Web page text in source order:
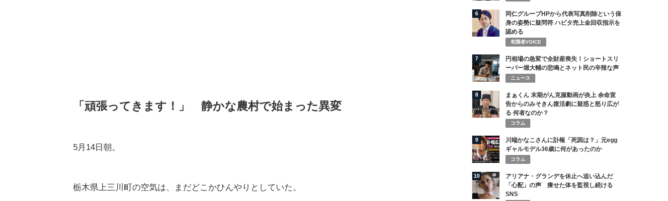
「頑張ってきます！」 静かな農村で始まった異変
5月14日朝。
栃木県上三川町の空気は、まだどこかひんやりとしていた。
6
同仁グループHPから代表写真削除という保
身の姿勢に疑問符 ハビタ売上金回収指示を
認める
有識者VOICE
7
円相場の急変で全財産喪失！ショートスリ
ーパー堀大輔の悲鳴とネット民の辛辣な声
ニュース
8
まぁくん 末期がん克服動画が炎上 余命宣
告からのみそきん復活劇に疑惑と怒り広が
る 何者なのか？
コラム
9
川端かなこさんに訃報「死因は？」元egg
ギャルモデル36歳に何があったのか
コラム
10
アリアナ・グランデを休止へ追い込んだ
「心配」の声 痩せた体を監視し続ける
SNS